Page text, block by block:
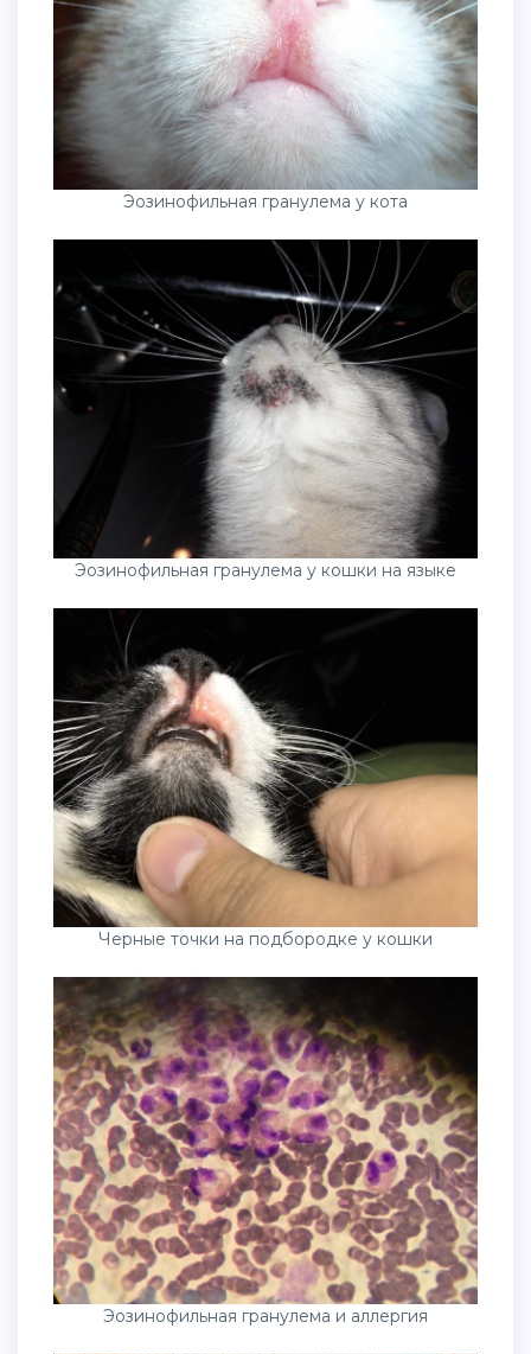
Эозинофильная гранулема у кота
Эозинофильная гранулема у кошки на языке
Черные точки на подбородке у кошки
Эозинофильная гранулема и аллергия